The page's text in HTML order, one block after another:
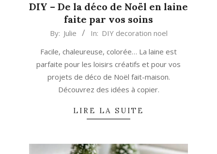
DIY – De la déco de Noël en laine
faite par vos soins
By: Julie In: DIY decoration noel
Facile, chaleureuse, colorée… La laine est
parfaite pour les loisirs créatifs et pour vos
projets de déco de Noël fait-maison.
Découvrez des idées à copier.
LIRE LA SUITE